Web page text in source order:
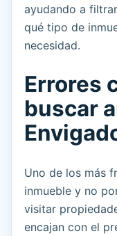
ayudando a
qué tipo de
necesidad.
Errores
buscar
Uno de los más
inmueble y no
visitar
encajan con el